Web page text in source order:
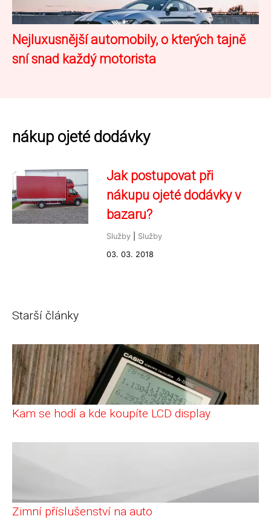
Nejluxusnější automobily, o kterých tajně
sní snad každý motorista
nákup ojeté dodávky
Jak postupovat při
nákupu ojeté dodávky v
bazaru?
Služby
Služby
03. 03. 2018
Starší články
Kam se hodí a kde koupíte LCD display
Zimní příslušenství na auto